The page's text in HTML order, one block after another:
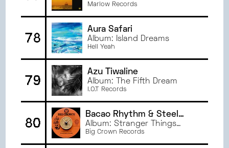
Marlow Records
78
Aura Safari
Album: Island Dreams
Hell Yeah
79
Azu Tiwaline
Album: The Fifth Dream
I.O.T Records
80
Bacao Rhythm & Steel
Band
Album: Stranger Things
Theme
Big Crown Records